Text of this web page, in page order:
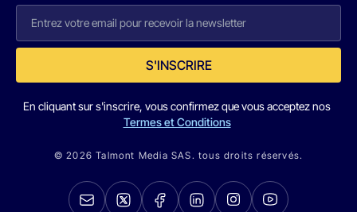
S'INSCRIRE
En cliquant sur s'inscrire, vous confirmez que vous acceptez nos
Termes et Conditions
© 2026 Talmont Media SAS. tous droits réservés.